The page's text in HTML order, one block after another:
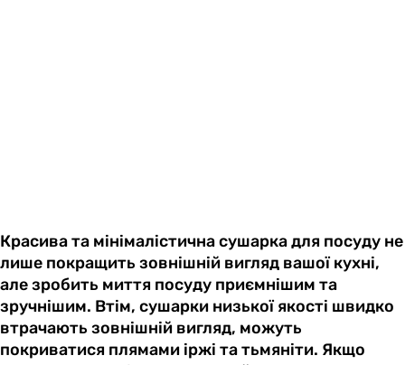
Красива та мінімалістична сушарка для посуду не
лише покращить зовнішній вигляд вашої кухні,
але зробить миття посуду приємнішим та
зручнішим. Втім, сушарки низької якості швидко
втрачають зовнішній вигляд, можуть
покриватися плямами іржі та тьмяніти. Якщо